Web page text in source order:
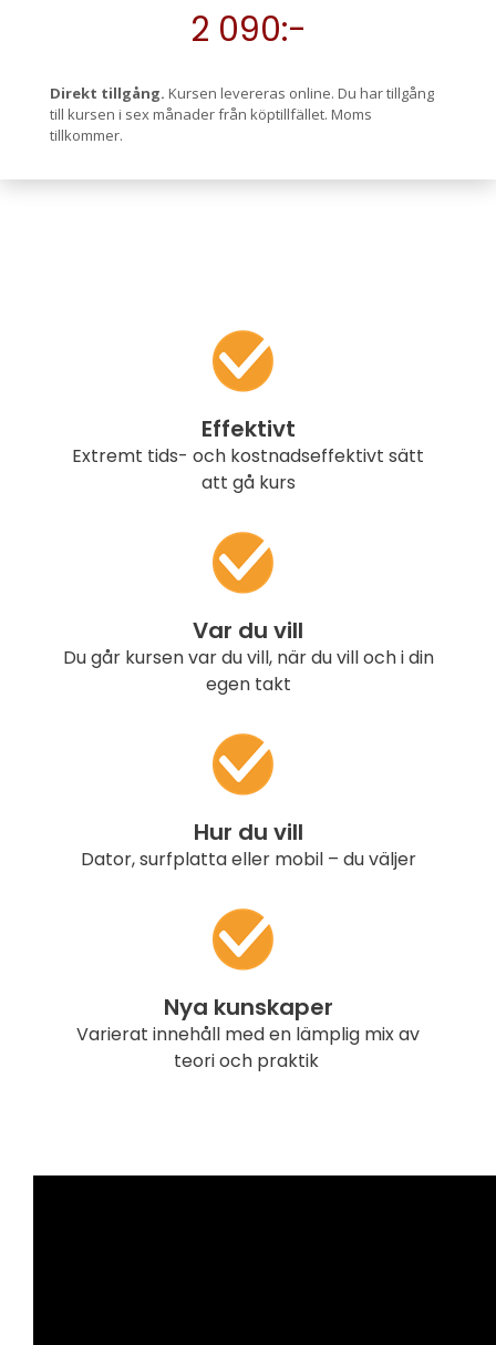
2 090:-
Direkt tillgång. Kursen levereras online. Du har tillgång
till kursen i sex månader från köptillfället. Moms
tillkommer.
Effektivt
Extremt tids- och kostnadseffektivt sätt
att gå kurs
Var du vill
Du går kursen var du vill, när du vill och i din
egen takt
Hur du vill
Dator, surfplatta eller mobil – du väljer
Nya kunskaper
Varierat innehåll med en lämplig mix av
teori och praktik